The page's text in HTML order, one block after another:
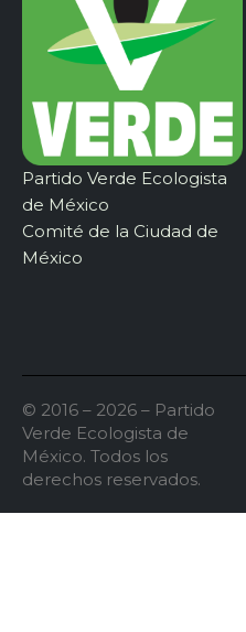
Partido Verde Ecologista
de México
Comité de la Ciudad de
México
© 2016 – 2026 – Partido
Verde Ecologista de
México. Todos los
derechos reservados.